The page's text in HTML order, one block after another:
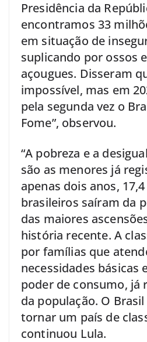
Presidência da
encontramos 33
em situação de
suplicando por ossos
açougues. Disseram
impossível, mas em
pela segunda vez o
Fome”, observou.
“A pobreza e a
são as menores já
apenas dois anos,
brasileiros saíram da
das maiores
história recente. A
por famílias que
necessidades básicas
poder de consumo, já
da população. O
tornar um país de
continuou Lula.